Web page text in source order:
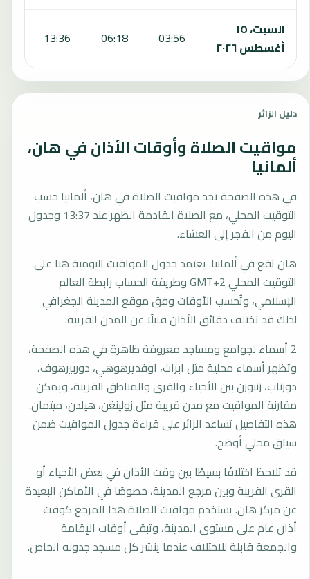
السبت، ١٥
أغسطس ٢٠٢٦
03:56
06:18
13:36
دليل الزائر
مواقيت الصلاة وأوقات الأذان في هان،
ألمانيا
في هذه الصفحة تجد مواقيت الصلاة في هان، ألمانيا حسب
التوقيت المحلي، مع الصلاة القادمة الظهر عند 13:37 وجدول
اليوم من الفجر إلى العشاء.
هان تقع في ألمانيا. يعتمد جدول المواقيت اليومية هنا على
التوقيت المحلي GMT+2 وطريقة الحساب رابطة العالم
الإسلامي، وتُحسب الأوقات وفق موقع المدينة الجغرافي
لذلك قد تختلف دقائق الأذان قليلًا عن المدن القريبة.
2 أسماء لجوامع ومساجد معروفة ظاهرة في هذه الصفحة،
وتظهر أسماء محلية مثل ابراث، اوفديرهوهي، دوربيرهوف،
دورناب، زنبورن بين الأحياء والقرى والمناطق القريبة، ويمكن
مقارنة المواقيت مع مدن قريبة مثل زولينغن، هيلدن، ميتمان.
هذه التفاصيل تساعد الزائر على قراءة جدول المواقيت ضمن
سياق محلي أوضح.
قد تلاحظ اختلافًا بسيطًا بين وقت الأذان في بعض الأحياء أو
القرى القريبة وبين مرجع المدينة، خصوصًا في الأماكن البعيدة
عن مركز هان. يستخدم مواقيت الصلاة هذا المرجع كوقت
أذان عام على مستوى المدينة، وتبقى أوقات الإقامة
والجمعة قابلة للاختلاف عندما ينشر كل مسجد جدوله الخاص.